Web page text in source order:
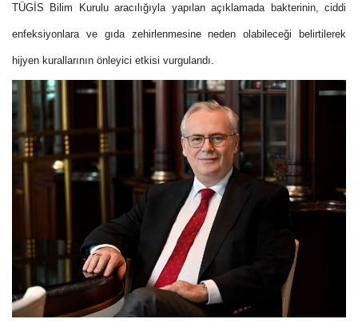
TÜGİS Bilim Kurulu aracılığıyla yapılan açıklamada bakterinin, ciddi
enfeksiyonlara ve gıda zehirlenmesine neden olabileceği belirtilerek
hijyen kurallarının önleyici etkisi vurgulandı.